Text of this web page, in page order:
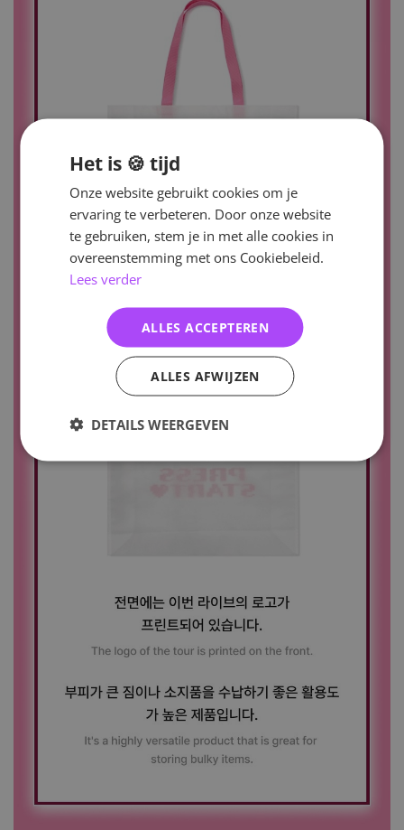
Het is 🍪 tijd
Onze website gebruikt cookies om je
ervaring te verbeteren. Door onze website
te gebruiken, stem je in met alle cookies in
overeenstemming met ons Cookiebeleid.
Lees verder
ALLES ACCEPTEREN
ALLES AFWIJZEN
DETAILS WEERGEVEN